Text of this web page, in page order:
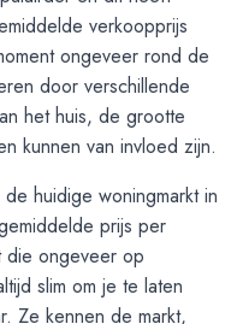
verkoopprijs
ongeveer rond de
door verschillende
het huis, de grootte
kunnen van invloed zijn.
huidige woningmarkt in
prijs per
die ongeveer op
slim om je te laten
Ze kennen de markt,